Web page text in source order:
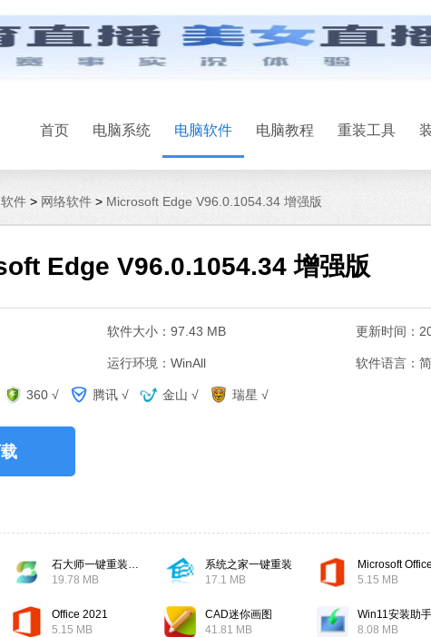
首页 电脑系统 电脑软件 电脑教程 重装工具
件 > 网络软件 > Microsoft Edge V96.0.1054.34 增强版
Edge V96.0.1054.34 增强版
软件大小：97.43 MB 更新时间：
运行环境：WinAll 软件语言：
360 √ 腾讯 √ 金山 √ 瑞星 √
19.78 MB
系统之家一键重装
17.1 MB
5.15 MB
Office 2021
5.15 MB
CAD迷你画图
41.81 MB
Win11安装助手
8.08 MB